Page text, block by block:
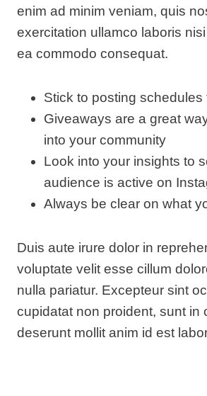
enim ad minim veniam, quis
exercitation ullamco laboris
ea commodo consequat.
Stick to posting schedules
Giveaways are a great
into your community
Look into your insights to
audience is active on
Always be clear on what
Duis aute irure dolor in
voluptate velit esse cillum
nulla pariatur. Excepteur sint
cupidatat non proident, sunt in
deserunt mollit anim id est